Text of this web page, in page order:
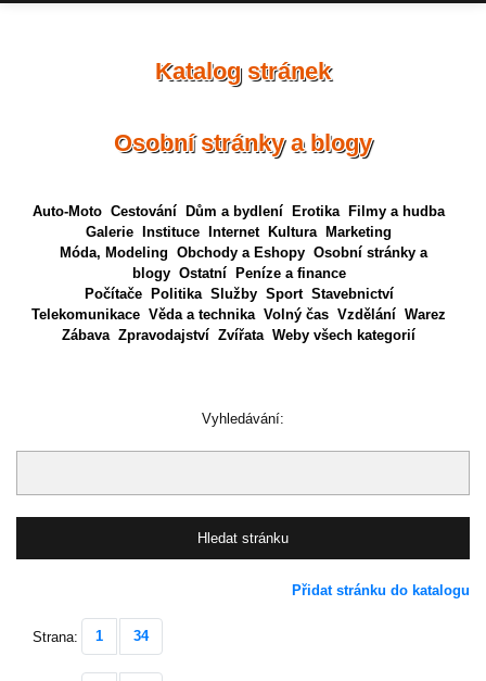
Katalog stránek
Osobní stránky a blogy
Auto-Moto Cestování Dům a bydlení Erotika
Filmy a hudba
Galerie
Instituce Internet Kultura
Marketing
Móda, Modeling Obchody a Eshopy Osobní stránky a
blogy Ostatní
Peníze a finance
Počítače
Politika Služby Sport Stavebnictví
Telekomunikace Věda a technika Volný čas Vzdělání Warez
Zábava Zpravodajství Zvířata Weby všech kategorií
Vyhledávání:
Přidat stránku do katalogu
Strana: 1 34